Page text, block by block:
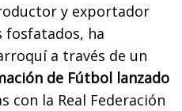
y exportador
ha
a través de un
de Fútbol lanzado
con la Real Federación